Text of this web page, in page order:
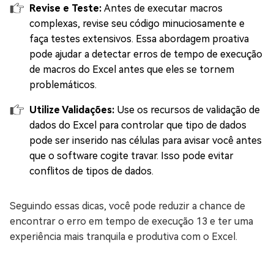
Revise e Teste: Antes de executar macros
complexas, revise seu código minuciosamente e
faça testes extensivos. Essa abordagem proativa
pode ajudar a detectar erros de tempo de execução
de macros do Excel antes que eles se tornem
problemáticos.
Utilize Validações: Use os recursos de validação de
dados do Excel para controlar que tipo de dados
pode ser inserido nas células para avisar você antes
que o software cogite travar. Isso pode evitar
conflitos de tipos de dados.
Seguindo essas dicas, você pode reduzir a chance de
encontrar o erro em tempo de execução 13 e ter uma
experiência mais tranquila e produtiva com o Excel.